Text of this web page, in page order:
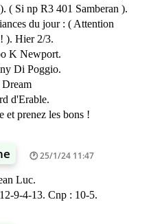
( Si np R3 401 Samberan ).
du jour : ( Attention
). Hier 2/3.
K Newport.
Di Poggio.
d'Erable.
et prenez les bons !
25/1/24 11:47
Luc.
9-4-13. Cnp : 10-5.